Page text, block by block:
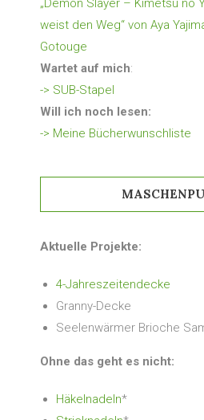
„Demon Slayer – Kimetsu no
weist den Weg“ von Aya
Gotouge
Wartet auf mich:
-> SUB-Stapel
Will ich noch lesen:
-> Meine Bücherwunschliste
Aktuelle Projekte:
4-Jahreszeitendecke
Granny-Decke
Seelenwärmer Brioche
Ohne das geht es nicht:
Häkelnadeln*